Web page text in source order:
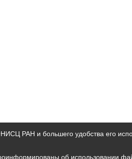
РАН и большего удобства его
об использовании